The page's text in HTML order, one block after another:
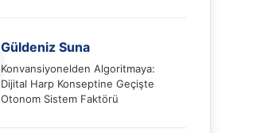
Güldeniz Suna
Konvansiyonelden Algoritmaya:
Dijital Harp Konseptine Geçişte
Otonom Sistem Faktörü